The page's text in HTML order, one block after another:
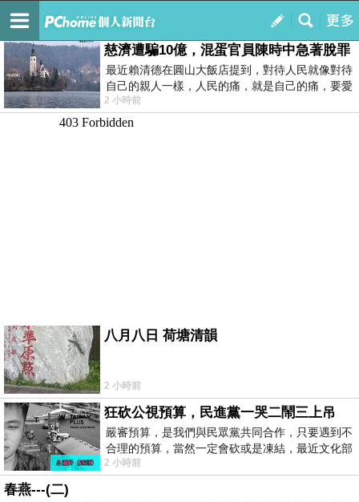
我的
最新文章
慈濟遭騙10億，混蛋官員陳時中急著脫罪
最近賴清德在圓山大飯店提到，對待人民就像對待
自己的親人一樣，人民的痛，就是自己的痛，要愛
民如親，說的這麼好聽，實際上根本沒做
2 小時前
八月八日 荷塘清韻
2 小時前
狂砍公視預算，民進黨一哭二鬧三上吊
嚴審預算，是我們與民眾黨共同合作，只要遇到不
合理的預算，當然一定會砍或是凍結，最近文化部
要編列公視和Taiwan plus預算，在110年
2 小時前
春燕---(二)